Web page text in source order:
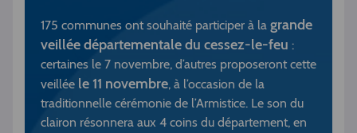
175 communes ont souhaité participer à la grande
veillée départementale du cessez-le-feu :
certaines le 7 novembre, d’autres proposeront cette
veillée le 11 novembre, à l’occasion de la
traditionnelle cérémonie de l’Armistice. Le son du
clairon résonnera aux 4 coins du département, en